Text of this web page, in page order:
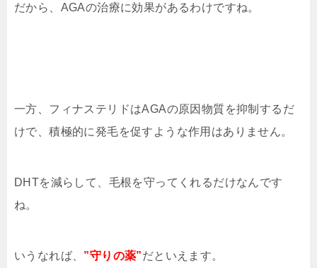
だから、AGAの治療に効果があるわけですね。
一方、フィナステリドはAGAの原因物質を抑制するだ
けで、積極的に発毛を促すような作用はありません。
DHTを減らして、毛根を守ってくれるだけなんです
ね。
いうなれば、 ”守りの薬”だといえます。